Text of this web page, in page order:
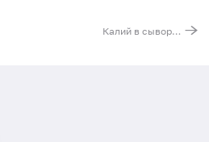
Калий в сыворотке